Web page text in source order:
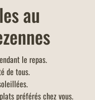
au
le repas.
de tous.
préférés chez vous.